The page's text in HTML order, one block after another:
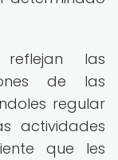
las
de las
regular
actividades
que les